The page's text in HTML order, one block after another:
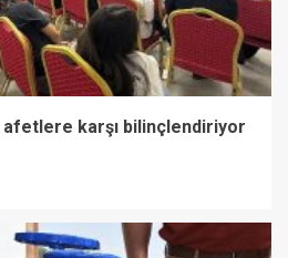
afetlere karşı bilinçlendiriyor